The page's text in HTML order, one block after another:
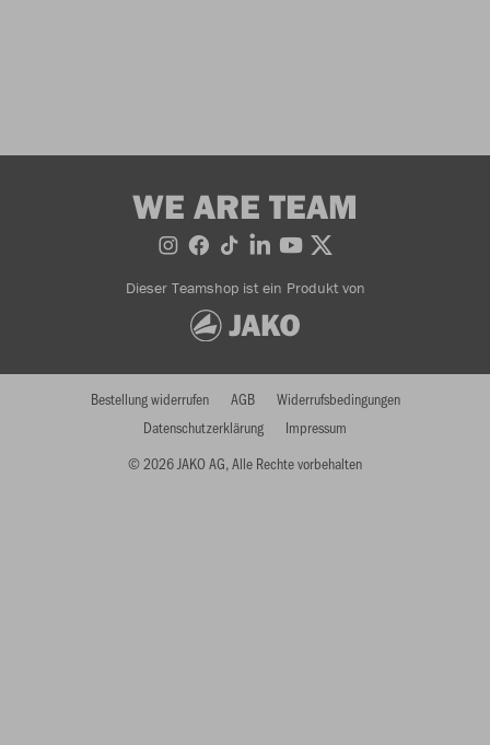
WE ARE TEAM
Dieser Teamshop ist ein Produkt von
© 2026 JAKO AG, Alle Rechte vorbehalten
Bestellung widerrufen AGB
Widerrufsbedingungen
Datenschutzerklärung
Impressum